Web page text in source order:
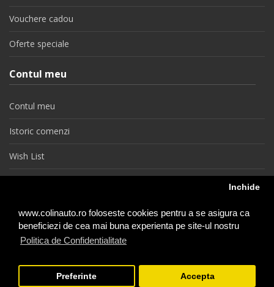
www.colinauto.ro foloseste cookies pentru a se asigura ca
beneficiezi de cea mai buna experienta pe site-ul nostru
Politica de Confidentialitate
Inchide
Preferinte Accepta
Vouchere cadou
Oferte speciale
Contul meu
Contul meu
Istoric comenzi
Wish List